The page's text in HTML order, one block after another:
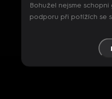
Bohužel nejsme
podporu při potížích se